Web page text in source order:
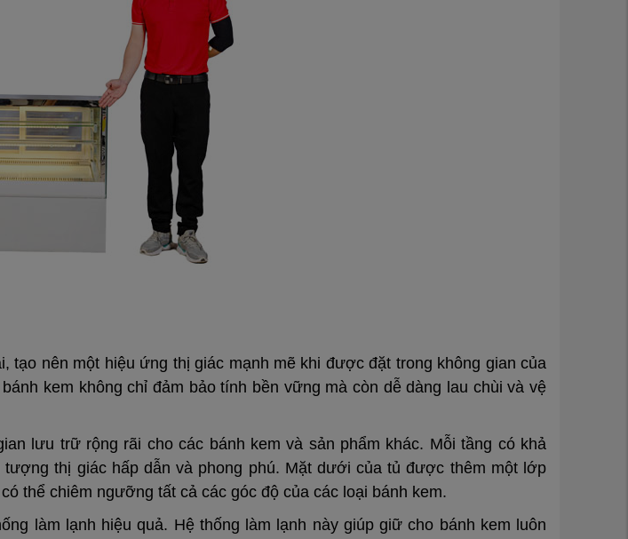
tạo nên một hiệu ứng thị giác mạnh mẽ khi được đặt trong không gian của
kem không chỉ đảm bảo tính bền vững mà còn dễ dàng lau chùi và vệ
lưu trữ rộng rãi cho các bánh kem và sản phẩm khác. Mỗi tầng có khả
thị giác hấp dẫn và phong phú. Mặt dưới của tủ được thêm một lớp
thể chiêm ngưỡng tất cả các góc độ của các loại bánh kem.
làm lạnh hiệu quả. Hệ thống làm lạnh này giúp giữ cho bánh kem luôn